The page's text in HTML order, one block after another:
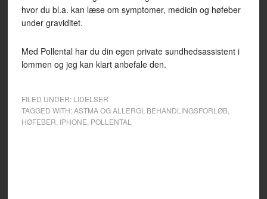
hvor du bl.a. kan læse om symptomer, medicin og høfeber
under graviditet.
Med Pollental har du din egen private sundhedsassistent i
lommen og jeg kan klart anbefale den.
FILED UNDER: LIDELSER
TAGGED WITH:ASTMA OG ALLERGI, BEHANDLINGSFORLØB,
HØFEBER IPHONE POLLENTAL